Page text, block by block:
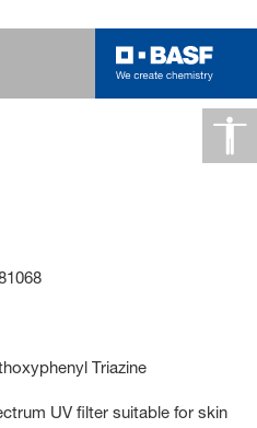
Triazine
UV filter suitable for skin